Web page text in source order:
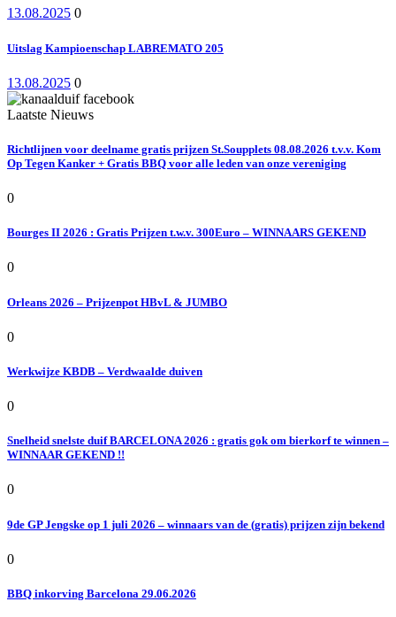
13.08.2025 0
Uitslag Kampioenschap LABREMATO 205
13.08.2025 0
Laatste Nieuws
Richtlijnen voor deelname gratis prijzen St.Soupplets 08.08.2026 t.v.v. Kom
Op Tegen Kanker + Gratis BBQ voor alle leden van onze vereniging
0
Bourges II 2026 : Gratis Prijzen t.w.v. 300Euro – WINNAARS GEKEND
0
Orleans 2026 – Prijzenpot HBvL & JUMBO
0
Werkwijze KBDB – Verdwaalde duiven
0
Snelheid snelste duif BARCELONA 2026 : gratis gok om bierkorf te winnen –
WINNAAR GEKEND !!
0
9de GP Jengske op 1 juli 2026 – winnaars van de (gratis) prijzen zijn bekend
0
BBQ inkorving Barcelona 29.06.2026